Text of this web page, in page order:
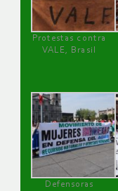
Protestas contra
VALE, Brasil
Defensoras